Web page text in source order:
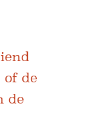
of de
de